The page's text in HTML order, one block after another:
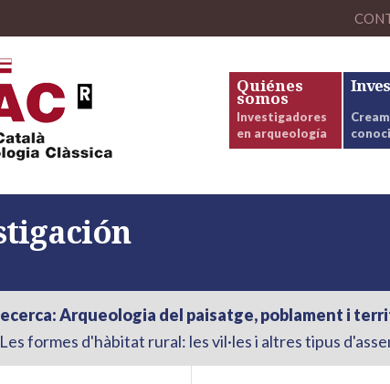
Quiénes
somos
Investigadores
en arqueología
Arqueologia del paisatge, poblament i
formes d'hàbitat rural: les vil·les i altres tipus